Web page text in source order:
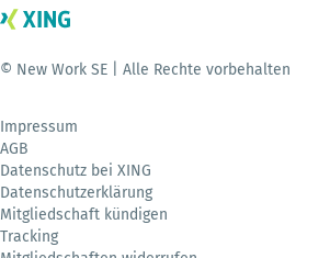
© New Work SE | Alle Rechte vorbehalten
Impressum
AGB
Datenschutz bei XING
Datenschutzerklärung
Mitgliedschaft kündigen
Tracking